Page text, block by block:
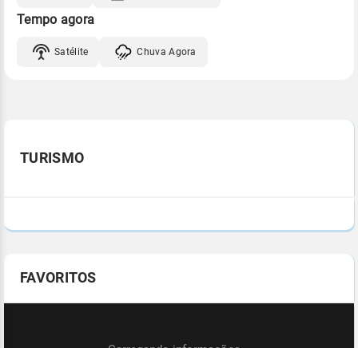
Tempo agora
Satélite Chuva Agora
TURISMO
FAVORITOS